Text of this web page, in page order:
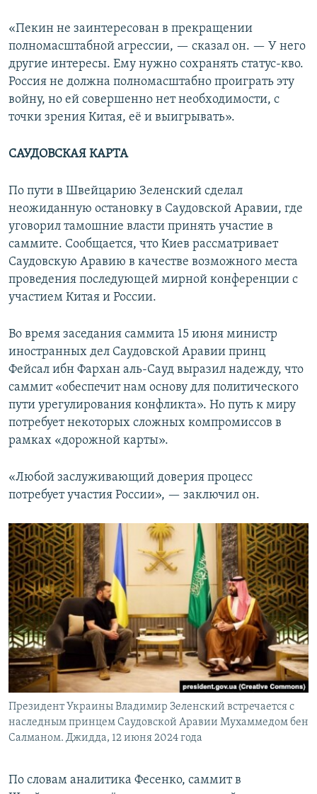
«Пекин не заинтересован в прекращении
полномасштабной агрессии, — сказал он. — У него
другие интересы. Ему нужно сохранять статус-кво.
Россия не должна полномасштабно проиграть эту
войну, но ей совершенно нет необходимости, с
точки зрения Китая, её и выигрывать».
САУДОВСКАЯ КАРТА
По пути в Швейцарию Зеленский сделал
неожиданную остановку в Саудовской Аравии, где
уговорил тамошние власти принять участие в
саммите. Сообщается, что Киев рассматривает
Саудовскую Аравию в качестве возможного места
проведения последующей мирной конференции с
участием Китая и России.
Во время заседания саммита 15 июня министр
иностранных дел Саудовской Аравии принц
Фейсал ибн Фархан аль-Сауд выразил надежду, что
саммит «обеспечит нам основу для политического
пути урегулирования конфликта». Но путь к миру
потребует некоторых сложных компромиссов в
рамках «дорожной карты».
«Любой заслуживающий доверия процесс
потребует участия России», — заключил он.
Президент Украины Владимир Зеленский встречается с
наследным принцем Саудовской Аравии Мухаммедом бен
Салманом. Джидда, 12 июня 2024 года
По словам аналитика Фесенко, саммит в